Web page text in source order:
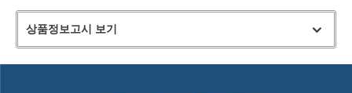
상품정보고시 보기